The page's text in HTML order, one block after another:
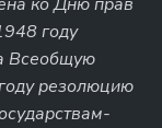
году
Всеобщую
резолюцию